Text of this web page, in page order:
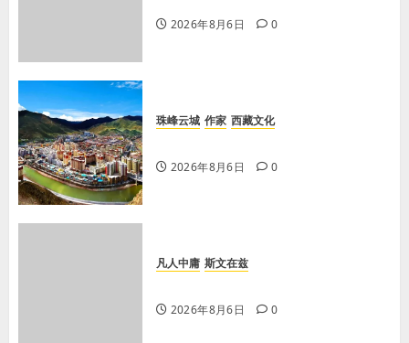
2026年8月6日 0
珠峰云城 作家 西藏文化
2026年8月6日 0
凡人中庸 斯文在兹
2026年8月6日 0